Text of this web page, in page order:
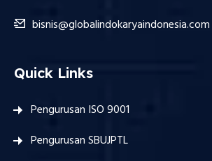
bisnis@globalindokaryaindonesia.com
Quick Links
Pengurusan ISO 9001
Pengurusan SBUJPTL